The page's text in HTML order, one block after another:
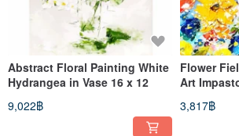
Abstract Floral Painting White
Hydrangea in Vase 16 x 12
9,022฿
Flower
Art
Wildflower
3,817฿